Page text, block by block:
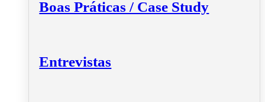
Boas Práticas / Case Study
Entrevistas